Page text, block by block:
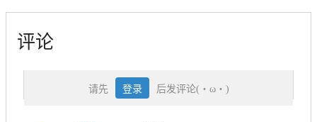
评论
请先 登录 后发评论(・ω・)